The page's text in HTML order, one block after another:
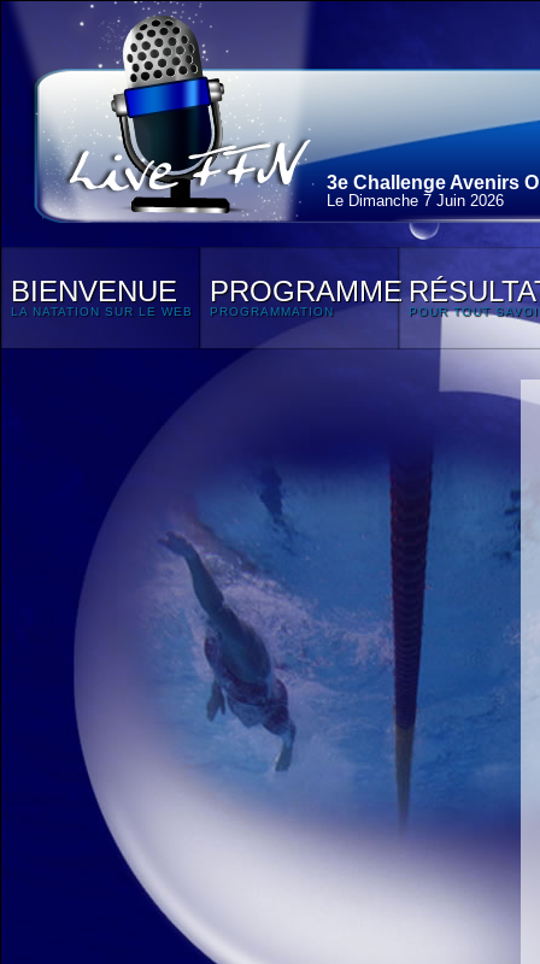
3e Challenge Avenirs
Le Dimanche 7 Juin 2026
BIENVENUE
LA NATATION SUR LE WEB
PROGRAMME
PROGRAMMATION POUR TOUT